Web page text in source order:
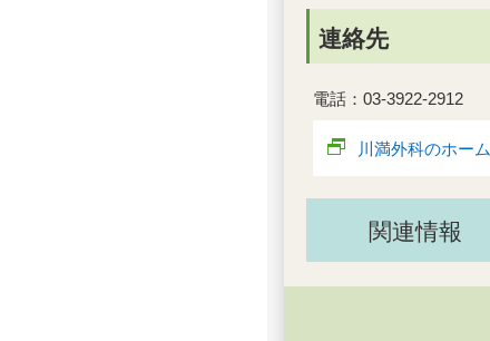
連絡先
電話：03-3922-2912
川満外科のホー
関連情報